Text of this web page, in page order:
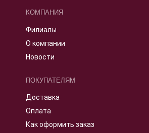
КОМПАНИЯ
Филиалы
О компании
Новости
ПОКУПАТЕЛЯМ
Доставка
Оплата
Как оформить заказ